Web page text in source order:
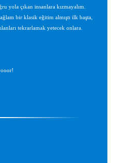
yola çıkan insanlara kızmayalım.
bir klasik eğitim almıştı ilk başta,
tekrarlamak yetecek onlara.